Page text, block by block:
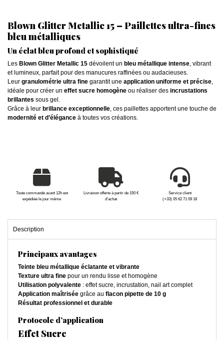
Blown Glitter Metallic 15 – Paillettes ultra-fines
bleu métalliques
Un éclat bleu profond et sophistiqué
Les Blown Glitter Metallic 15 dévoilent un bleu métallique intense, vibrant
et lumineux, parfait pour des manucures raffinées ou audacieuses.
Leur granulométrie ultra fine garantit une application uniforme et précise,
idéale pour créer un effet sucre homogène ou réaliser des incrustations
brillantes sous gel.
Grâce à leur brillance exceptionnelle, ces paillettes apportent une touche de
modernité et d’élégance à toutes vos créations.
Toute commande avant 12h est
expédiée le jour même
Livraison offerte à partir de 150 €
d'achat
Service client
(+33) 05 62 71 09 18
Description
Principaux avantages
Teinte bleu métallique éclatante et vibrante
Texture ultra fine pour un rendu lisse et homogène
Utilisation polyvalente : effet sucre, incrustation, nail art complet
Application maîtrisée grâce au flacon pipette de 10 g
Résultat professionnel et durable
Protocole d’application
Effet Sucre